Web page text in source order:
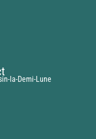
la-Demi-Lune